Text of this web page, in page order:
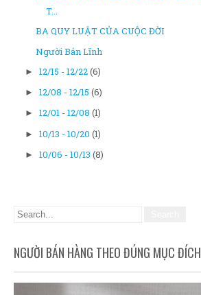
T...
BA QUY LUẬT CỦA CUỘC ĐỜI
Người Bản Lĩnh
► 12/15 - 12/22(6)
► 12/08 - 12/15 (6)
► 12/01 - 12/08 (1)
► 10/13 - 10/20 (1)
► 10/06 - 10/13 (8)
NGƯỜI BÁN HÀNG THEO ĐÚNG MỤC ĐÍCH